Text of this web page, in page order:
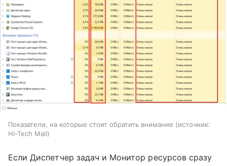
Показатели, на которые стоит обратить внимание
источник:
Hi-Tech Mail
Если Диспетчер задач и Монитор ресурсов сразу